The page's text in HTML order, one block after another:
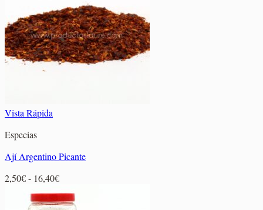
hasta
22,90€
Vista Rápida
Especias
Ají Argentino Picante
2,50€- 16,40€Rango
precios: